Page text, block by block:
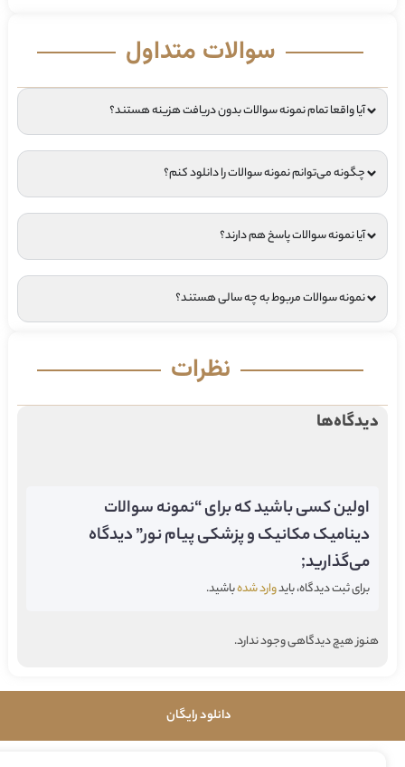
سوالات متداول
آیا واقعا تمام نمونه سوالات بدون دریافت هزینه هستند؟
چگونه می‌توانم نمونه سوالات را دانلود کنم؟
آیا نمونه سوالات پاسخ هم دارند؟
نمونه سوالات مربوط به چه سالی هستند؟
نظرات
دیدگاه‌ها
اولین کسی باشید که برای “نمونه سوالات
دینامیک مکانیک و پزشکی پیام نور” دیدگاه
می‌گذارید;
برای ثبت دیدگاه، بایدوارد شدهباشید.
هنوز هیچ دیدگاهی وجود ندارد.
دانلود رایگان